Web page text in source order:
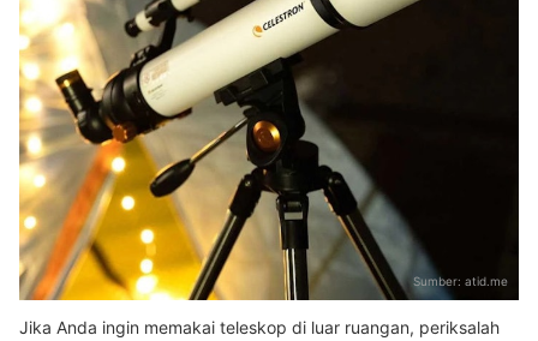
Sumber: atid.me
Jika Anda ingin memakai teleskop di luar ruangan, periksalah